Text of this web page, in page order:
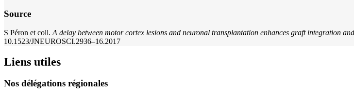
Source
S Péron et coll. A delay between motor cortex lesions and neuronal transplantation enhances graft integration
10.1523/JNEUROSCI.2936–16.2017
Liens utiles
Nos délégations régionales